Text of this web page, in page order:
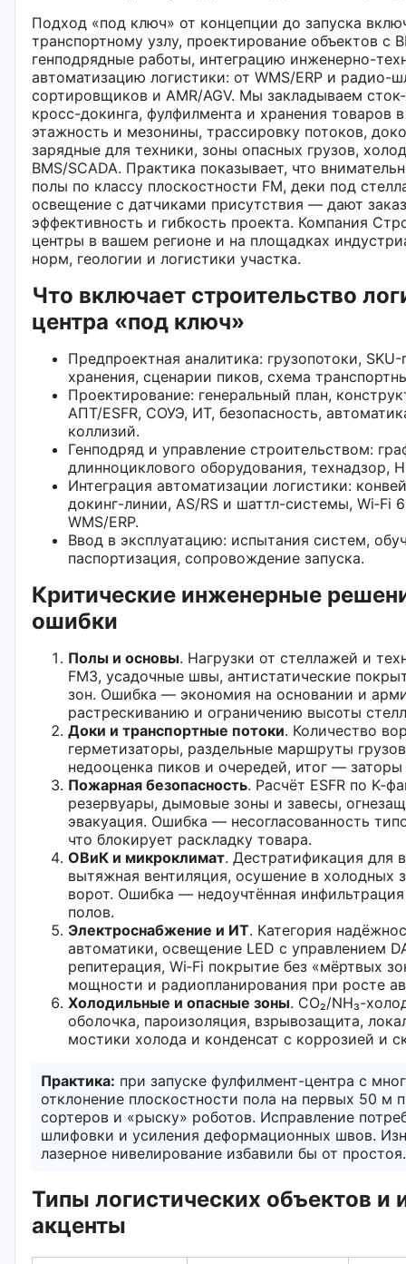
Подход «под ключ» от концепции до запуска
транспортному узлу, проектирование объектов с
генподрядные работы, интеграцию инженерно-
автоматизацию логистики: от WMS/ERP и радио-
сортировщиков и AMR/AGV. Мы закладываем
кросс-докинга, фулфилмента и хранения товаров
этажность и мезонины, трассировку потоков,
зарядные для техники, зоны опасных грузов,
BMS/SCADA. Практика показывает, что
полы по классу плоскостности FM, деки под
освещение с датчиками присутствия — дают
эффективность и гибкость проекта. Компания
центры в вашем регионе и на площадках
норм, геологии и логистики участка.
Что включает строительство
центра «под ключ»
Предпроектная аналитика: грузопотоки,
хранения, сценарии пиков, схема
Проектирование: генеральный план,
АПТ/ESFR, СОУЭ, ИТ, безопасность,
коллизий.
Генподряд и управление строительством:
длинноциклового оборудования, технадзор,
Интеграция автоматизации логистики:
докинг-линии, AS/RS и шаттл-системы, Wi‑Fi
WMS/ERP.
Ввод в эксплуатацию: испытания систем,
паспортизация, сопровождение запуска.
Критические инженерные
ошибки
Полы и основы. Нагрузки от стеллажей и
FM3, усадочные швы, антистатические
зон. Ошибка — экономия на основании и
растрескиванию и ограничению высоты
Доки и транспортные потоки. Количество
герметизаторы, раздельные маршруты
недооценка пиков и очередей, итог —
Пожарная безопасность. Расчёт ESFR по
резервуары, дымовые зоны и завесы,
эвакуация. Ошибка — несогласованность
что блокирует раскладку товара.
ОВиК и микроклимат. Дестратификация для
вытяжная вентиляция, осушение в холодных
ворот. Ошибка — недоучтённая
полов.
Электроснабжение и ИТ. Категория
автоматики, освещение LED с управлением
репитерация, Wi‑Fi покрытие без «мёртвых
мощности и радиопланирования при росте
Холодильные и опасные зоны. CO₂/NH₃-
оболочка, пароизоляция, взрывозащита,
мостики холода и конденсат с коррозией и
Практика: при запуске фулфилмент-центра с
отклонение плоскостности пола на первых 50 м
сортеров и «рыску» роботов. Исправление
шлифовки и усиления деформационных швов.
лазерное нивелирование избавили бы от простоя.
Типы логистических объектов и
акценты